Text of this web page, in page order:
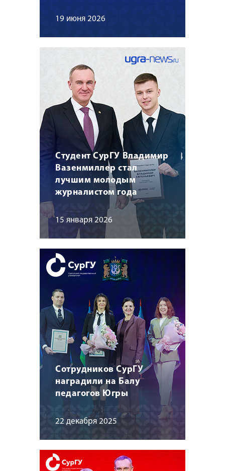
19 июня 2026
Студент СурГУ Владимир
Вазенмиллер стал
лучшим молодым
журналистом года
15 января 2026
Сотрудников СурГУ
наградили на Балу
педагогов Югры
22 декабря 2025